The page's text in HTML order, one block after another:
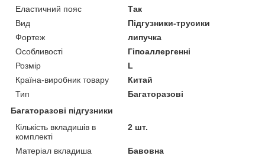
Еластичний пояс
Так
Вид
Підгузники-трусики
Фортеж
липучка
Особливості
Гіпоаллергенні
Розмір
L
Країна-виробник товару
Китай
Тип
Багаторазові
Багаторазові підгузники
Кількість вкладишів в
комплекті
2 шт.
Матеріал вкладиша
Бавовна